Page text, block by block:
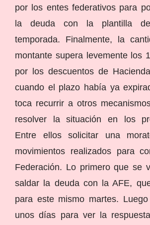
por los entes federativos para
la deuda con la plantilla
temporada. Finalmente, la
montante supera levemente los
por los descuentos de
cuando el plazo había ya
toca recurrir a otros
resolver la situación en los
Entre ellos solicitar una
movimientos realizados para
Federación. Lo primero que se
saldar la deuda con la AFE,
para este mismo martes.
unos días para ver la